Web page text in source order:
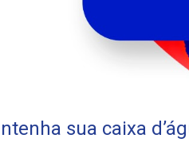
sua caixa